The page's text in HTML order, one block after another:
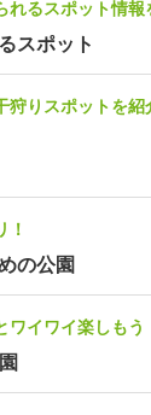
れるスポット情
スポット
狩りスポットを
！
の公園
ワイワイ楽しもう